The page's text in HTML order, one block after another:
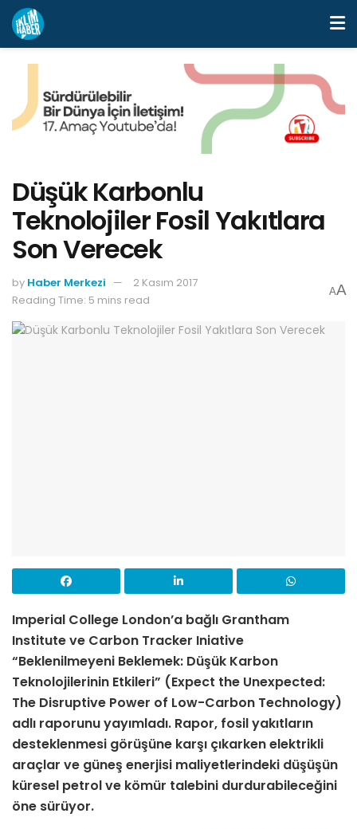
Düşük Karbonlu
Teknolojiler Fosil Yakıtlara
Son Verecek
by Haber Merkezi
2 Kasım 2017
Reading Time: 5 mins read
AA
Imperial College London’a bağlı Grantham
Institute ve Carbon Tracker Iniative
“Beklenilmeyeni Beklemek: Düşük Karbon
Teknolojilerinin Etkileri” (Expect the Unexpected:
The Disruptive Power of Low-Carbon Technology)
adlı raporunu yayımladı. Rapor, fosil yakıtların
desteklenmesi görüşüne karşı çıkarken elektrikli
araçlar ve güneş enerjisi maliyetlerindeki düşüşün
küresel petrol ve kömür talebini durdurabileceğini
öne sürüyor.